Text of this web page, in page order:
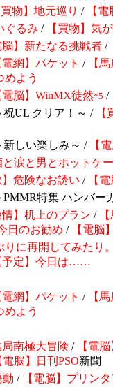
買物】地元巡り /
【
ぐるみ /
【買物】気
脳】 新たなる挑戦者 /
電網】パケット /
【
めよう
電脳】WinMX徒然*5 /
UL クリア！～ /
しい楽しみ～ /
【
と涙と男とホットケ
】危険なお誘い /
【
特集 ハンバー
情】机上のプラン /
日のお勧め /
【電脳
りに再開してみたり
予定】今日は……
電網】パケット /
【
めよう
局南極大冒険 /
【電
電脳】日刊 PSO新聞
動 / 【電脳】プリン